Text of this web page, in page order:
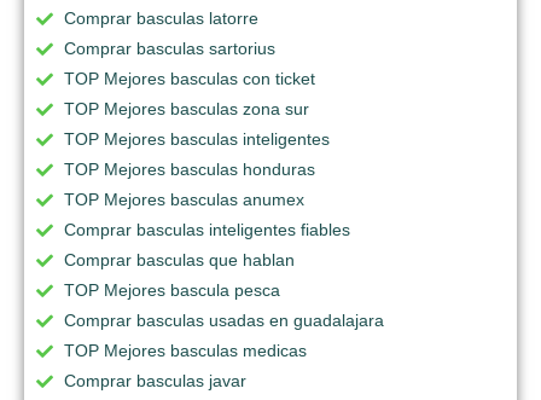
Comprar basculas latorre
Comprar basculas sartorius
TOP Mejores basculas con ticket
TOP Mejores basculas zona sur
TOP Mejores basculas inteligentes
TOP Mejores basculas honduras
TOP Mejores basculas anumex
Comprar basculas inteligentes fiables
Comprar basculas que hablan
TOP Mejores bascula pesca
Comprar basculas usadas en guadalajara
TOP Mejores basculas medicas
Comprar basculas javar